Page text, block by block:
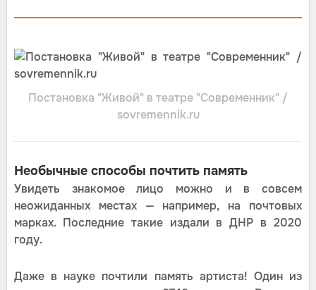
Постановка "Живой" в театре "Современник" /
sovremennik.ru
Необычные способы почтить память
Увидеть знакомое лицо можно и в совсем
неожиданных местах — например, на почтовых
марках. Последние такие издали в ДНР в 2020
году.
Даже в науке почтили память артиста! Один из